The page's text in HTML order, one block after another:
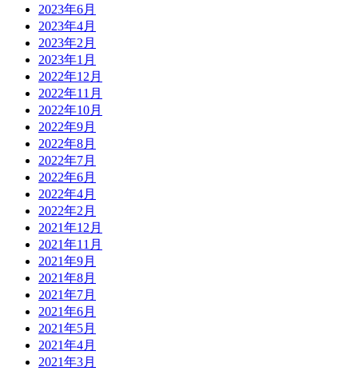
2023年6月
2023年4月
2023年2月
2023年1月
2022年12月
2022年11月
2022年10月
2022年9月
2022年8月
2022年7月
2022年6月
2022年4月
2022年2月
2021年12月
2021年11月
2021年9月
2021年8月
2021年7月
2021年6月
2021年5月
2021年4月
2021年3月